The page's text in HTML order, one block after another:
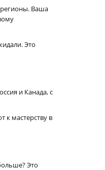
регионы. Ваша
Это
и Канада, с
к мастерству в
Это